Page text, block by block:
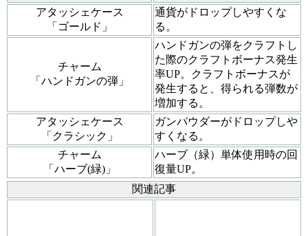
アタッシェケース
「ゴールド」
通貨がドロップしやすくな
る。
チャーム
「ハンドガンの弾」
ハンドガンの弾をクラフトし
た際のクラフトボーナス発生
率UP。クラフトボーナスが
発生すると、得られる弾数が
増加する。
アタッシェケース
「クラシック」
ガンパウダーがドロップしや
すくなる。
チャーム
「ハーブ(緑)」
ハーブ（緑）単体使用時の回
復量UP。
関連記事